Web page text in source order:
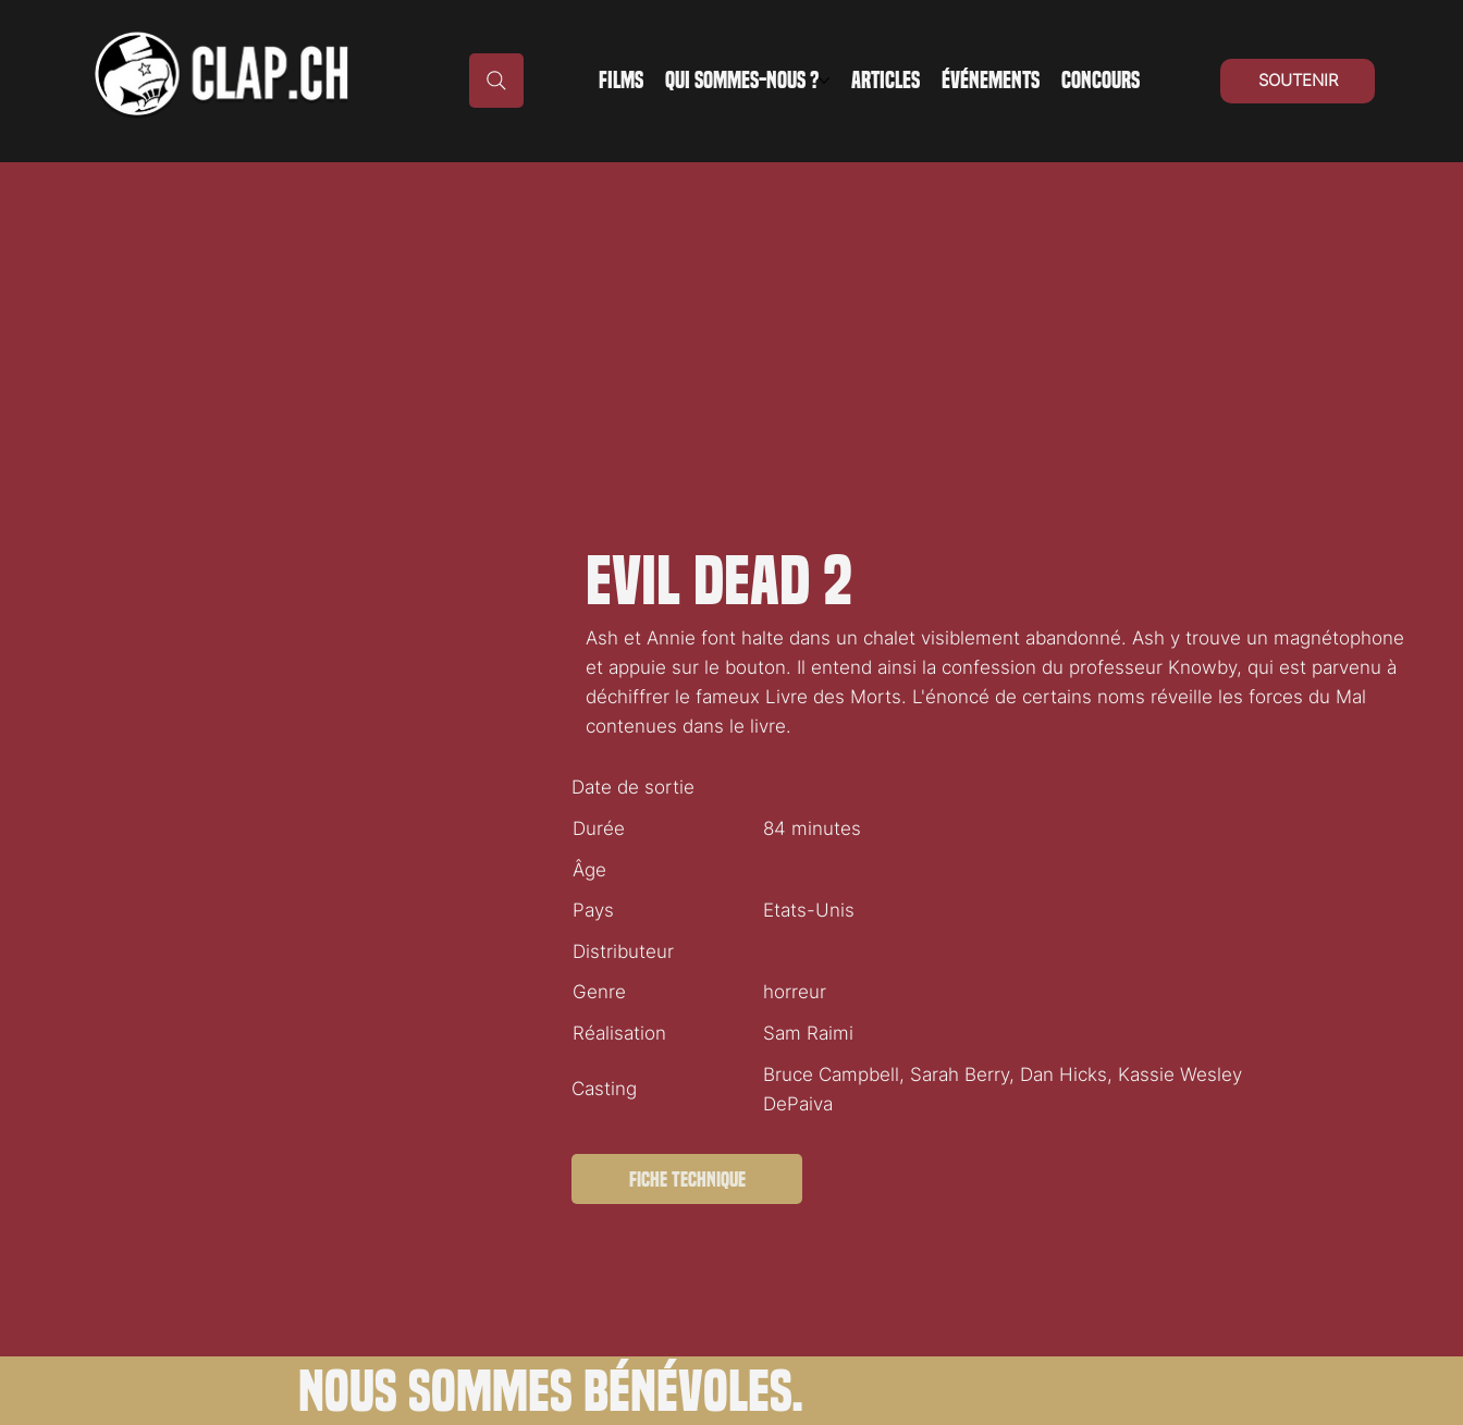
FILMS QUI SOMMES-NOUS ? ARTICLES ÉVÉNEMENTS CONCOURS SOUTENIR
Evil dead 2
Ash et Annie font halte dans un chalet visiblement abandonné. Ash y trouve un magnétophone
et appuie sur le bouton. Il entend ainsi la confession du professeur Knowby, qui est parvenu à
déchiffrer le fameux Livre des Morts. L'énoncé de certains noms réveille les forces du Mal
contenues dans le livre.
Date de sortie
Durée
84 minutes
Âge
Pays
Etats-Unis
Distributeur
Genre
horreur
Réalisation
Sam Raimi
Casting
Bruce Campbell, Sarah Berry, Dan Hicks, Kassie Wesley
DePaiva
Fiche technique
Nous sommes bénévoles.